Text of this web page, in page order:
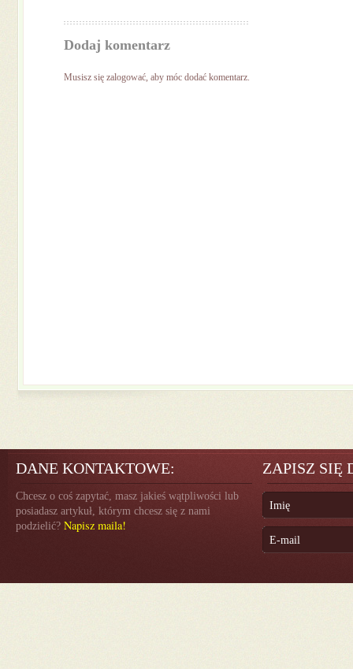
Dodaj komentarz
Musisz się zalogować, aby móc dodać komentarz.
DANE KONTAKTOWE:
Chcesz o coś zapytać, masz jakieś wątpliwości lub
posiadasz artykuł, którym chcesz się z nami
podzielić? Napisz maila!
ZAPISZ SIĘ